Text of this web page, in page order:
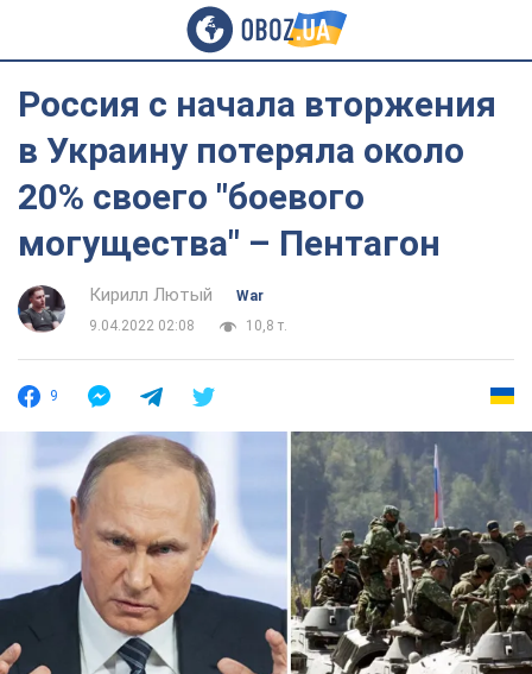
Россия с начала вторжения
в Украину потеряла около
20% своего "боевого
могущества" – Пентагон
Кирилл Лютый
War
9.04.2022 02:08
10,8 т.
9